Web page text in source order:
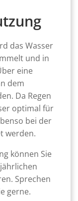
das Wasser
und in
eine
dem
Da Regen
optimal für
bei der
werden.
können Sie
Sprechen
gerne.